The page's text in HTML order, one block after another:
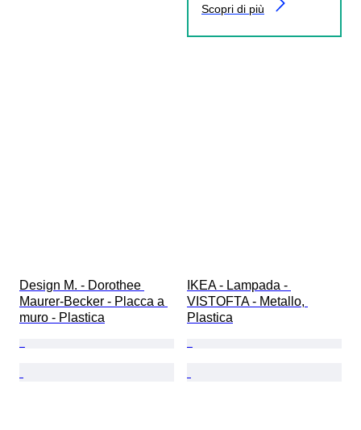
Scopri di più
Design M. - Dorothee
Maurer-Becker - Placca a
muro - Plastica
IKEA - Lampada -
VISTOFTA - Metallo,
Plastica